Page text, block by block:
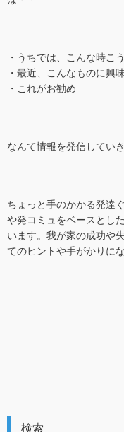
・うちでは、こんな時こ
・最近、こんなものに興
・これがお勧め
なんて情報を発信していき
ちょっと手のかかる発達
や発コミュをベースとし
います。我が家の成功や
てのヒントや手がかりに
検索